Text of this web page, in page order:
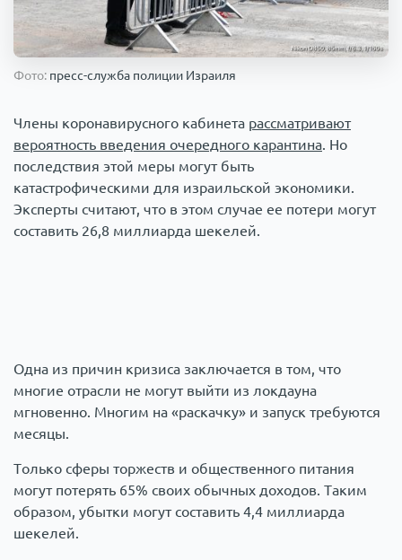
Происшествия
Армия
1000 мелочей
Фото: пресс-служба полиции Израиля
Члены коронавирусного кабинета рассматривают
вероятность введения очередного карантина. Но
последствия этой меры могут быть
катастрофическими для израильской экономики.
Эксперты считают, что в этом случае ее потери могут
составить 26,8 миллиарда шекелей.
Одна из причин кризиса заключается в том, что
многие отрасли не могут выйти из локдауна
мгновенно. Многим на «раскачку» и запуск требуются
месяцы.
Только сферы торжеств и общественного питания
могут потерять 65% своих обычных доходов. Таким
образом, убытки могут составить 4,4 миллиарда
шекелей.